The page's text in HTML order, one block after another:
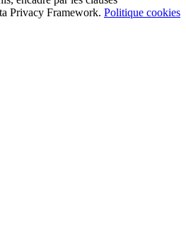
Privacy Framework. Politique cookies